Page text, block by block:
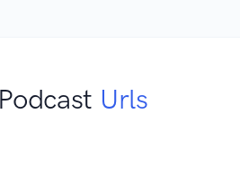
Podcast Urls